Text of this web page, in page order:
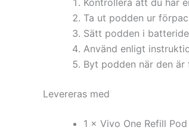
Ta ut podden ur
Sätt podden i
Använd enligt
Byt podden när den är
Levereras med
1 × Vivo One Refill